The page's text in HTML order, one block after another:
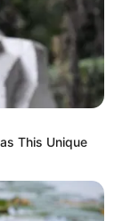
This Unique